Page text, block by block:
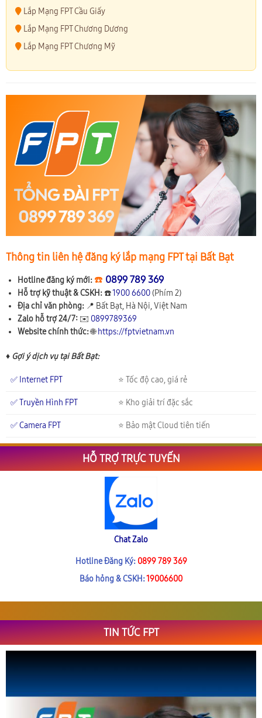
Lắp Mạng FPT Cầu Giấy
Lắp Mạng FPT Chương Dương
Lắp Mạng FPT Chương Mỹ
Thông tin liên hệ đăng ký lắp mạng FPT tại Bất Bạt
Hotline đăng ký mới: ☎️ 0899 789 369
Hỗ trợ kỹ thuật & CSKH: ☎️1900 6600 (Phím 2)
Địa chỉ văn phòng: 📍 Bất Bạt, Hà Nội, Việt Nam
Zalo hỗ trợ 24/7: ✉️ 0899789369
Website chính thức:🌐 https://fptvietnam.vn
♦ Gợi ý dịch vụ tại Bất Bạt:
✅ Internet FPT ⭐ Tốc độ cao, giá rẻ
✅ Truyền Hình FPT ⭐ Kho giải trí đặc sắc
✅ Camera FPT ⭐ Bảo mật Cloud tiên tiến
HỖ TRỢ TRỰC TUYẾN
Chat Zalo
Hotline Đăng Ký: 0899 789 369
Báo hỏng & CSKH:19006600
TIN TỨC FPT